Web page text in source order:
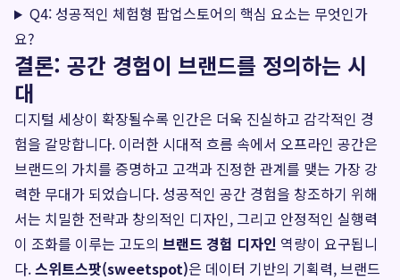
Q4: 성공적인 체험형 팝업스토어의 핵심 요소는 무엇인가
요?
결론: 공간 경험이 브랜드를 정의하는 시
대
디지털 세상이 확장될수록 인간은 더욱 진실하고 감각적인 경
험을 갈망합니다. 이러한 시대적 흐름 속에서 오프라인 공간은
브랜드의 가치를 증명하고 고객과 진정한 관계를 맺는 가장 강
력한 무대가 되었습니다. 성공적인 공간 경험을 창조하기 위해
서는 치밀한 전략과 창의적인 디자인, 그리고 안정적인 실행력
이 조화를 이루는 고도의 브랜드 경험 디자인 역량이 요구됩니
다.스위트스팟(sweetspot)은 데이터 기반의 기획력, 브랜드